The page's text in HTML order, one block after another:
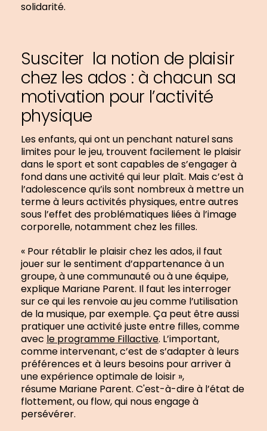
solidarité.
Susciter la notion de plaisir
chez les ados : à chacun sa
motivation pour l’activité
physique
Les enfants, qui ont un penchant naturel sans
limites pour le jeu, trouvent facilement le plaisir
dans le sport et sont capables de s’engager à
fond dans une activité qui leur plaît. Mais c’est à
l’adolescence qu’ils sont nombreux à mettre un
terme à leurs activités physiques, entre autres
sous l’effet des problématiques liées à l’image
corporelle, notamment chez les filles.
« Pour rétablir le plaisir chez les ados, il faut
jouer sur le sentiment d’appartenance à un
groupe, à une communauté ou à une équipe,
explique Mariane Parent. Il faut les interroger
sur ce qui les renvoie au jeu comme l’utilisation
de la musique, par exemple. Ça peut être aussi
pratiquer une activité juste entre filles, comme
avec le programme Fillactive. L’important,
comme intervenant, c’est de s’adapter à leurs
préférences et à leurs besoins pour arriver à
une expérience optimale de loisir »,
résume Mariane Parent. C'est-à-dire à l’état de
flottement, ou flow, qui nous engage à
persévérer.